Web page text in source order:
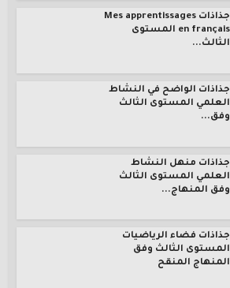
جذاذات Mes apprentissages
en français المستوى
الثالث...
جذاذات الواضح في النشاط
العلمي المستوى الثالث
وفق...
جذاذات منهل النشاط
العلمي المستوى الثالث
وفق المنهاج...
جذاذات فضاء الرياضيات
المستوى الثالث وفق
المنهاج المنقح